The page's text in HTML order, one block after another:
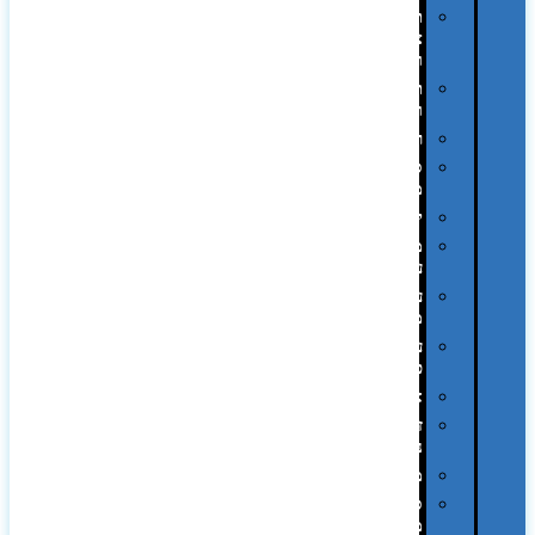
תיקי
ומכתביות
תערוכות
וכנסים
רמקולים
סוכריות
ממותגות
יודאיקה
מארזי
עטים
עטי
מתכת
עטי
פלסטיק
אוזניות
זכרונות
ניידים
מפצלים
סביבת
מחשב